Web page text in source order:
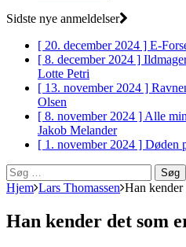
Sidste nye anmeldelser
[ 20. december 2024 ] E-
[ 8. december 2024 ]
Lotte Petri
[ 13. november 2024 ]
Olsen
[ 8. november 2024 ]Alle
Jakob Melander
[ 1. november 2024 ] Døden
Søg
efter:
Hjem Lars Thomassen Han kender
Han kender det som